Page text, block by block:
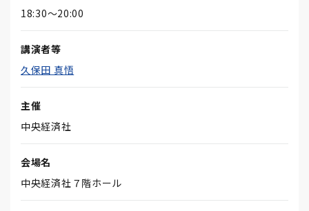
18:30～20:00
講演者等
久保田 真悟
主催
中央経済社
会場名
中央経済社７階ホール